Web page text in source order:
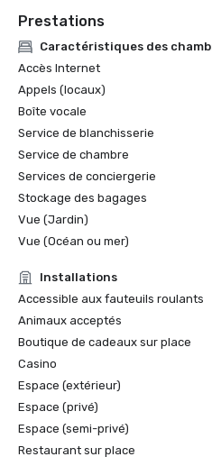
Prestations
Caractéristiques des
Accès Internet
Appels (locaux)
Boîte vocale
Service de blanchisserie
Service de chambre
Services de conciergerie
Stockage des bagages
Vue (Jardin)
Vue (Océan ou mer)
Installations
Accessible aux fauteuils roulants
Animaux acceptés
Boutique de cadeaux sur place
Casino
Espace (extérieur)
Espace (privé)
Espace (semi-privé)
Restaurant sur place